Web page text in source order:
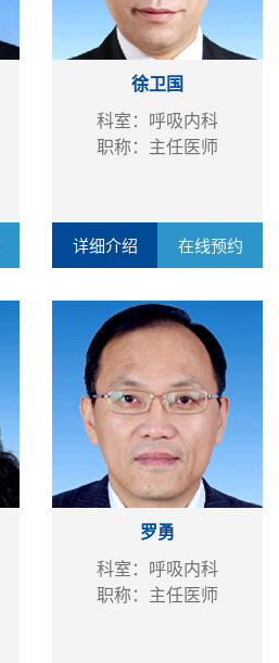
徐卫国
科室：呼吸内科
职称：主任医师
详细介绍 在线预约
罗勇
科室：呼吸内科
职称：主任医师